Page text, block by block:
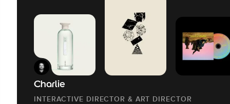
Charlie
INTERACTIVE DIRECTOR & ART DIRECTOR